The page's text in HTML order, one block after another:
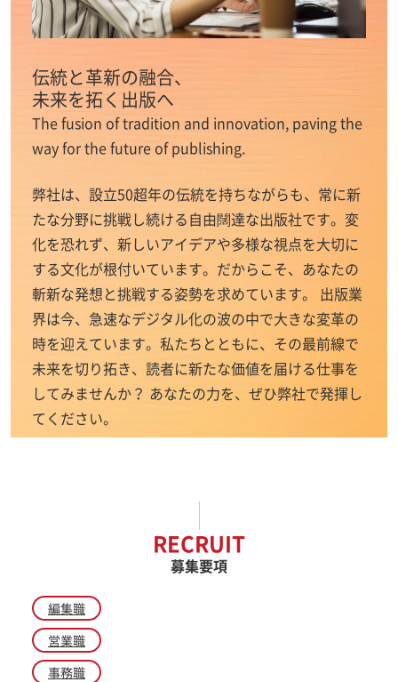
伝統と革新の融合、
未来を拓く出版へ
The fusion of tradition and innovation, paving the
way for the future of publishing.
弊社は、設立50超年の伝統を持ちながらも、常に新
たな分野に挑戦し続ける自由闊達な出版社です。変
化を恐れず、新しいアイデアや多様な視点を大切に
する文化が根付いています。だからこそ、あなたの
斬新な発想と挑戦する姿勢を求めています。 出版業
界は今、急速なデジタル化の波の中で大きな変革の
時を迎えています。私たちとともに、その最前線で
未来を切り拓き、読者に新たな価値を届ける仕事を
してみませんか？ あなたの力を、ぜひ弊社で発揮し
てください。
RECRUIT
募集要項
編集職
営業職
事務職